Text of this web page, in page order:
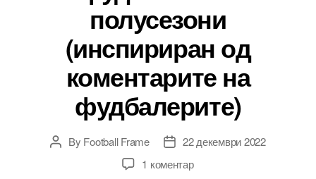
полусезони
(инспириран од
коментарите на
фудбалерите)
PostBy Football Frame
Post22 декември 2022
1 коментарна